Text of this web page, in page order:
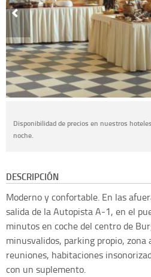
Disponibilidad de precios en nuestros
noche.
DESCRIPCIÓN
Moderno y confortable. En las
salida de la Autopista A-1, en el
minutos en coche del centro de
minusvalidos, parking propio, zona
reuniones, habitaciones
con un suplemento.